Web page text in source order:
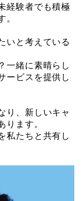
経験者でも積極
。
いと考えている
一緒に素晴らし
ービスを提供し
り、新しいキャ
ります。
私たちと共有し